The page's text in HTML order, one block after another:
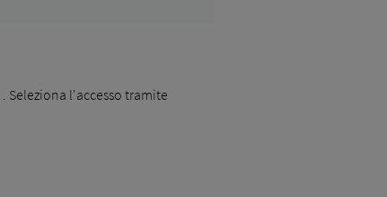
. Seleziona l'accesso tramite